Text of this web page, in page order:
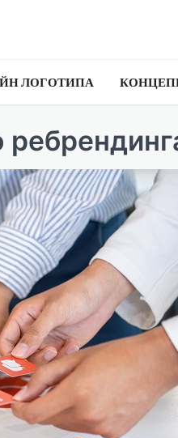
ЛОГОТИПА